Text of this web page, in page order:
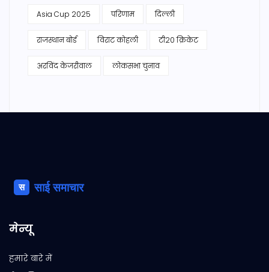
Asia Cup 2025 परिणाम दिल्ली
राजस्थान बोर्ड विराट कोहली टी20 क्रिकेट
अरविंद केजरीवाल लोकसभा चुनाव
मेन्यू
हमारे बारे में